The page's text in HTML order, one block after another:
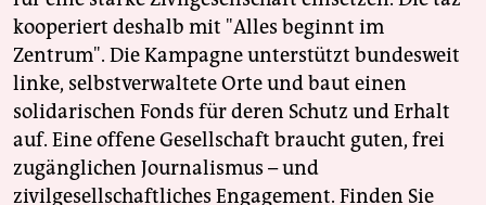
kooperiert deshalb mit "Alles beginnt im
Zentrum". Die Kampagne unterstützt bundesweit
linke, selbstverwaltete Orte und baut einen
solidarischen Fonds für deren Schutz und Erhalt
auf. Eine offene Gesellschaft braucht guten, frei
zugänglichen Journalismus – und
zivilgesellschaftliches Engagement. Finden Sie